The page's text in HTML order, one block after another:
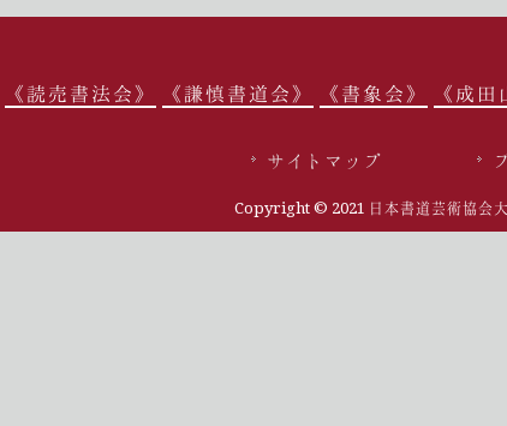
《読売書法会》 《謙慎書道会》 《書象会》 《成田
サイトマップ
Copyright © 2021 日本書道芸術協会